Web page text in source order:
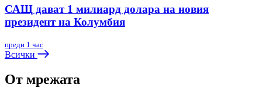
САЩ дават 1 милиард долара на новия
президент на Колумбия
преди 1 час
Всички
От мрежата